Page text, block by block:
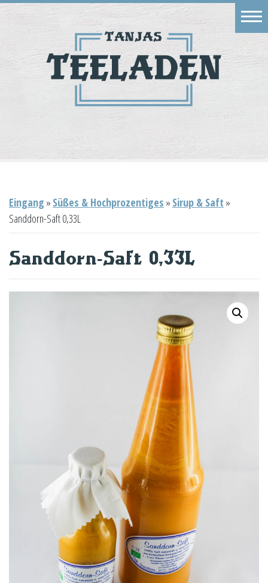
Eingang » Süßes & Hochprozentiges » Sirup & Saft »
Sanddorn-Saft 0,33L
Sanddorn-Saft 0,33L
Geschäft